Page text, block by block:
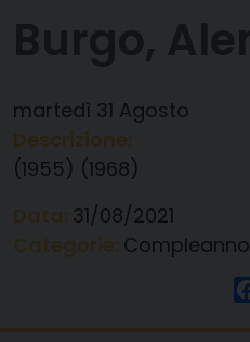
martedì 31 Agosto
(1955) (1968)
31/08/2021
Compleanno